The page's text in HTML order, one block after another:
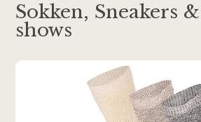
Sokken, Sneakers
shows